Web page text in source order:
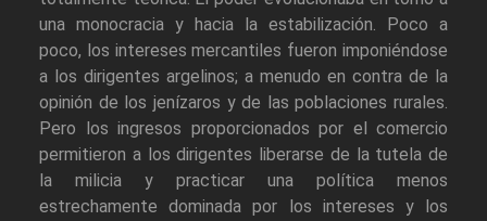
una monocracia y hacia la estabilización. Poco a
poco, los intereses mercantiles fueron imponiéndose
a los dirigentes argelinos; a menudo en contra de la
opinión de los jenízaros y de las poblaciones rurales.
Pero los ingresos proporcionados por el comercio
permitieron a los dirigentes liberarse de la tutela de
la milicia y practicar una política menos
estrechamente dominada por los intereses y los